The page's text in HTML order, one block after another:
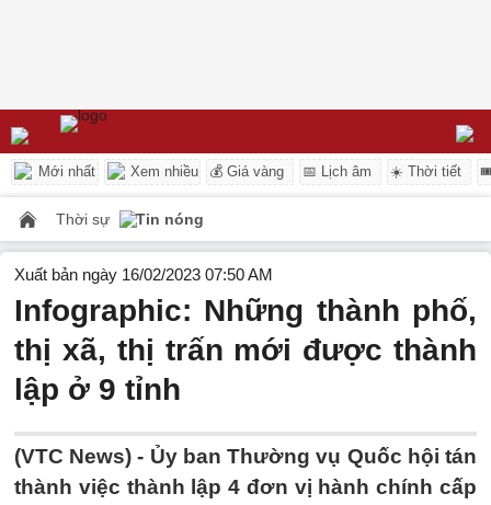
Mới nhất Xem nhiều 💰 Giá vàng 📅 Lịch âm ☀️ Thời tiết
Thời sự Tin nóng
Xuất bản ngày 16/02/2023 07:50 AM
Infographic: Những thành phố,
thị xã, thị trấn mới được thành
lập ở 9 tỉnh
(VTC News) - Ủy ban Thường vụ Quốc hội tán
thành việc thành lập 4 đơn vị hành chính cấp